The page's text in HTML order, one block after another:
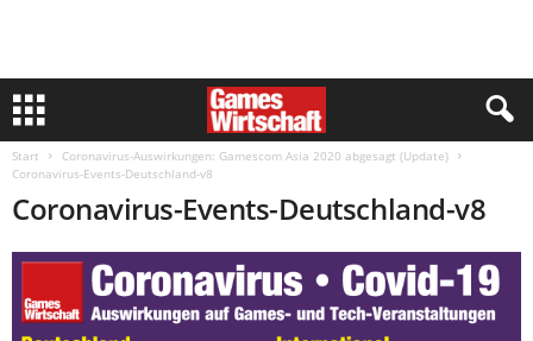
Start
Coronavirus-Auswirkungen: Gamescom Asia 2020 abgesagt (Update)
Coronavirus-Events-Deutschland-v8
Coronavirus-Events-Deutschland-v8